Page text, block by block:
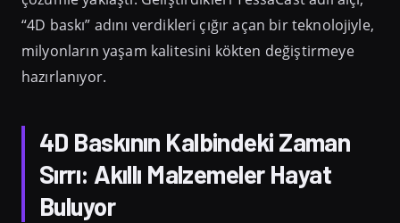
“4D baskı” adını verdikleri çığır açan bir teknolojiyle,
milyonların yaşam kalitesini kökten değiştirmeye
hazırlanıyor.
4D Baskının Kalbindeki Zaman
Sırrı: Akıllı Malzemeler Hayat
Buluyor